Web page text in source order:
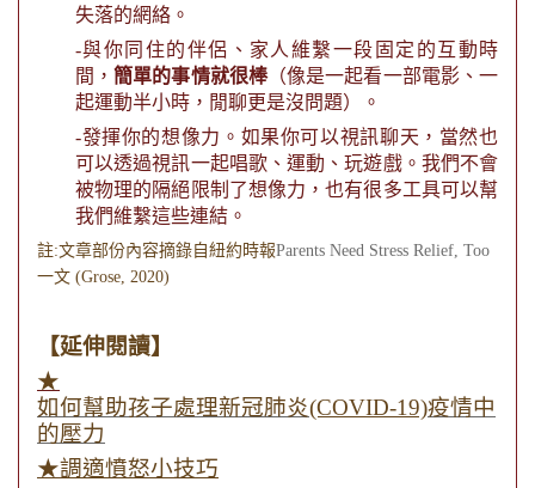
失落的網絡。
-與你同住的伴侶、家人維繫一段固定的互動時
間，簡單的事情就很棒（像是一起看一部電影、一
起運動半小時，閒聊更是沒問題）。
-發揮你的想像力。如果你可以視訊聊天，當然也
可以透過視訊一起唱歌、運動、玩遊戲。我們不會
被物理的隔絕限制了想像力，也有很多工具可以幫
我們維繫這些連結。
註:文章部份內容摘錄自紐約時報Parents Need Stress Relief, Too
一文 (Grose, 2020)
【延伸閱讀】
★
如何幫助孩子處理新冠肺炎(COVID-19)疫情中
的壓力
★調適憤怒小技巧